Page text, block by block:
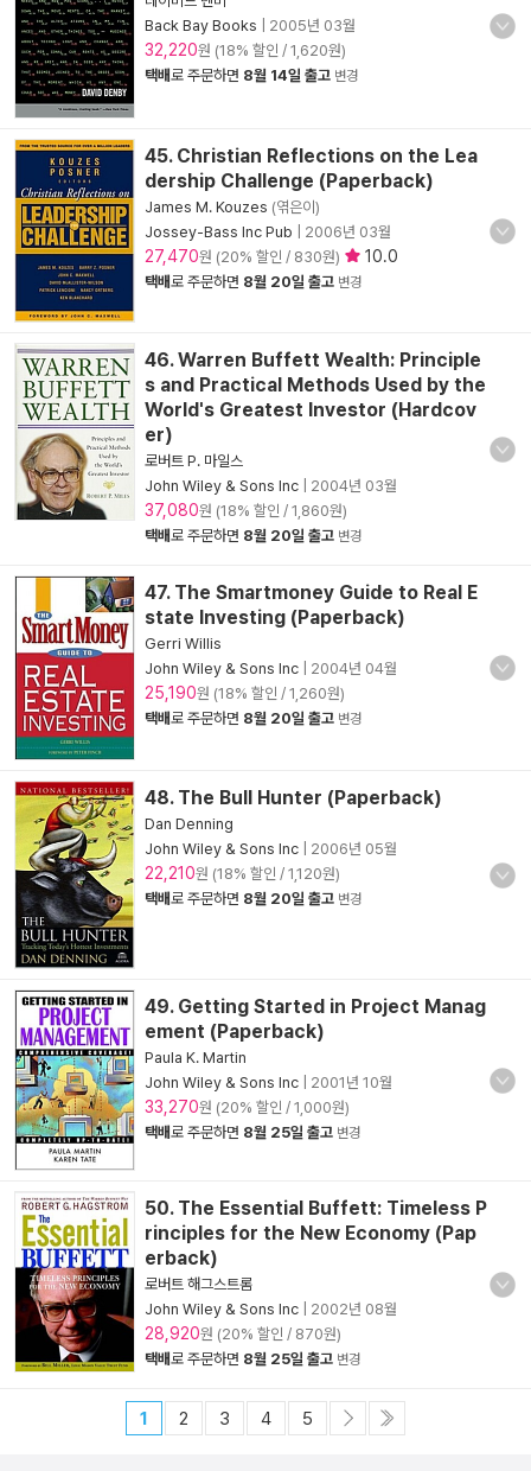
Back Bay Books
2005년 03월
32,220원 (18% 할인 / 1,620원)
택배로 주문하면 8월 14일 출고 변경
45. Christian Reflections on the Lea
dership Challenge (Paperback)
James M. Kouzes (엮은이)
Jossey-Bass Inc Pub
2006년 03월
27,470원 (20% 할인 / 830원) 10.0
택배로 주문하면 8월 20일 출고 변경
46. Warren Buffett Wealth: Principle
s and Practical Methods Used by the
World's Greatest Investor (Hardcov
er)
로버트 P. 마일스
John Wiley & Sons Inc
2004년 03월
37,080원 (18% 할인 / 1,860원)
택배로 주문하면 8월 20일 출고 변경
47. The Smartmoney Guide to Real E
state Investing (Paperback)
Gerri Willis
John Wiley & Sons Inc
2004년 04월
25,190원 (18% 할인 / 1,260원)
택배로 주문하면 8월 20일 출고 변경
48. The Bull Hunter (Paperback)
Dan Denning
John Wiley & Sons Inc
2006년 05월
22,210원 (18% 할인 / 1,120원)
택배로 주문하면 8월 20일 출고 변경
49. Getting Started in Project Manag
ement (Paperback)
Paula K. Martin
John Wiley & Sons Inc
2001년 10월
33,270원 (20% 할인 / 1,000원)
택배로 주문하면 8월 25일 출고 변경
50. The Essential Buffett: Timeless P
rinciples for the New Economy (Pap
erback)
로버트 해그스트롬
John Wiley & Sons Inc
2002년 08월
28,920원 (20% 할인 / 870원)
택배로 주문하면 8월 25일 출고 변경
1 2 3 4 5